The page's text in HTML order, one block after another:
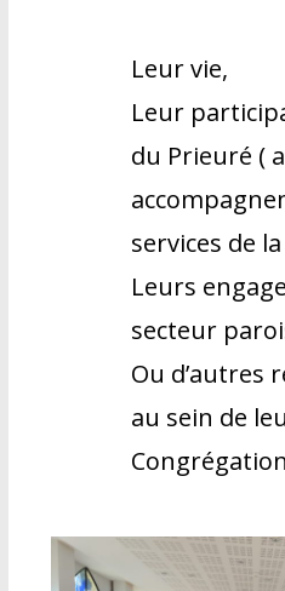
Leur vie,
Leur
du Prieuré (
services de
Leurs
secteur
Ou d’autres
au sein de